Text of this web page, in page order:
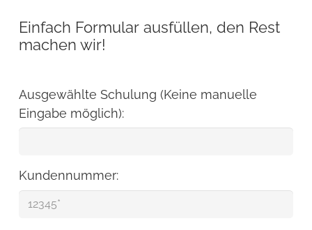
Einfach Formular ausfüllen, den Rest
machen wir!
Ausgewählte Schulung (Keine manuelle
Eingabe möglich):
Kundennummer: